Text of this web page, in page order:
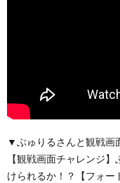
▼ぶゅりるさんと観戦画
【観戦画面チャレンジ
けられるか！？【フォー